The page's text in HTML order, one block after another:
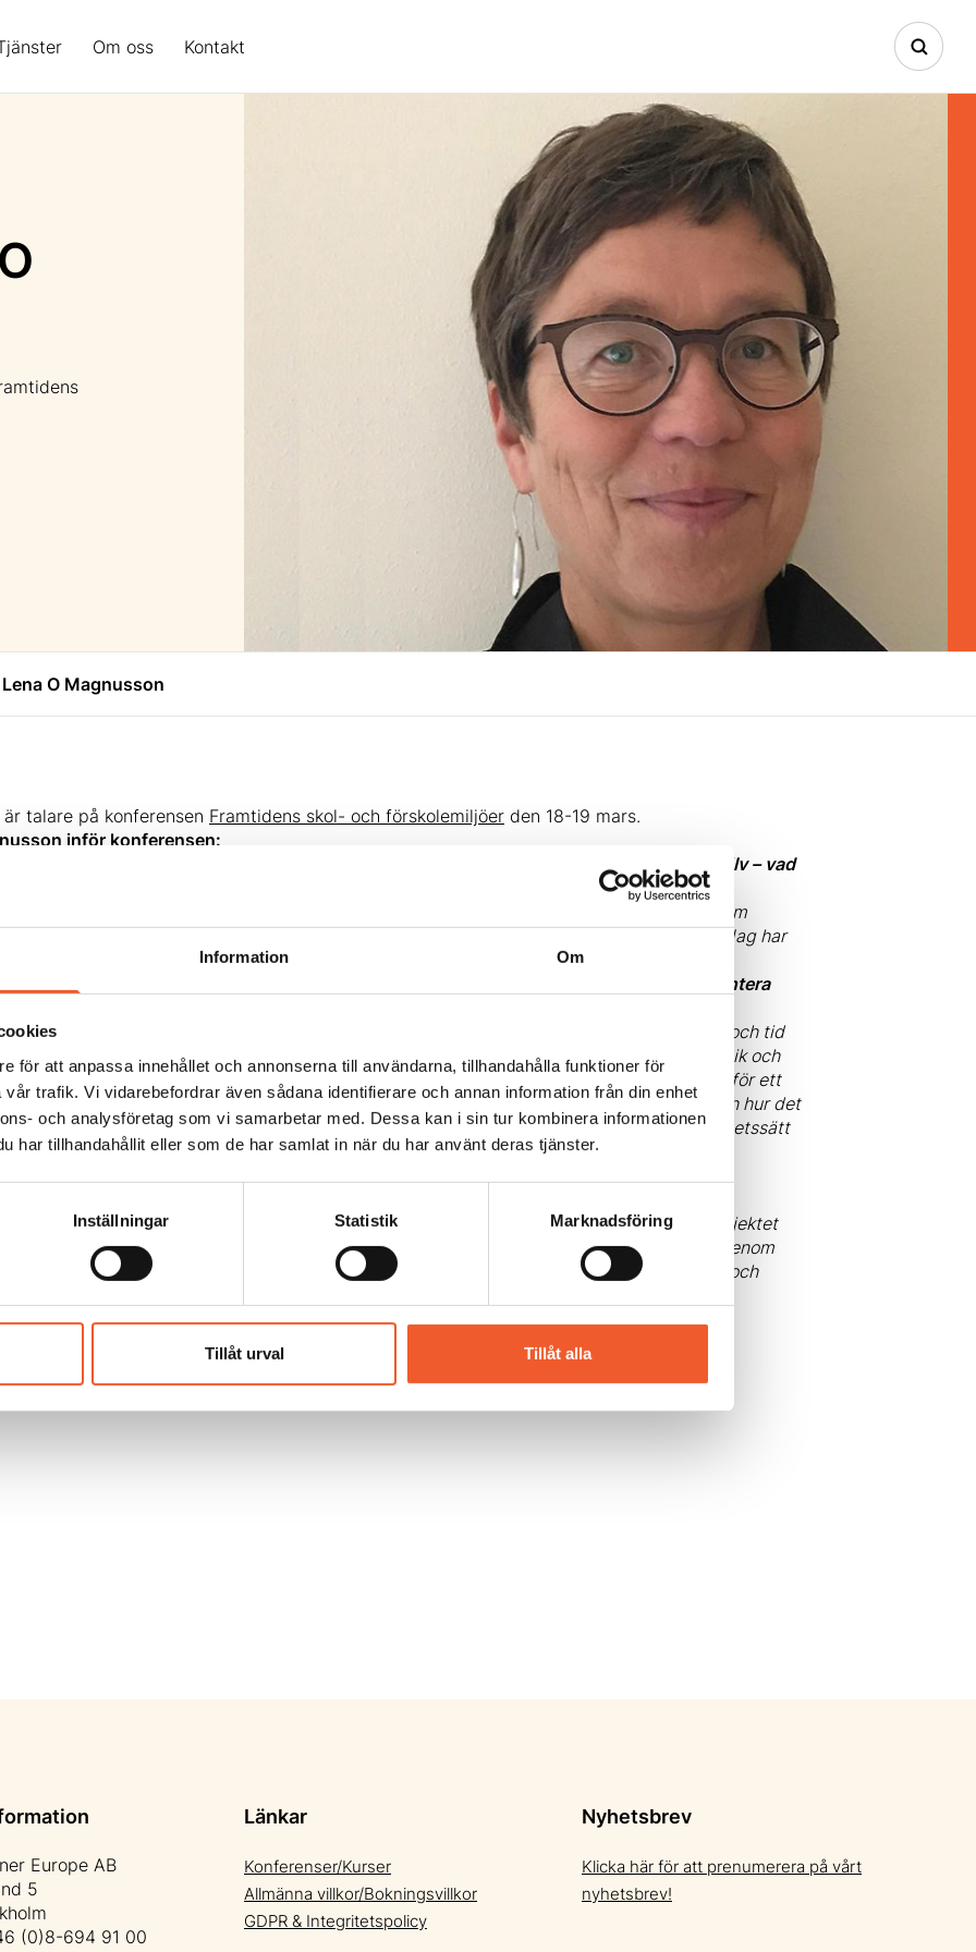
Information Om
för att anpassa innehållet och annonserna till användarna, tillhandahålla funktioner för
trafik. Vi vidarebefordrar även sådana identifierare och annan information från din enhet
och analysföretag som vi samarbetar med. Dessa kan i sin tur kombinera informationen
har tillhandahållit eller som de har samlat in när du har använt deras tjänster.
Inställningar Statistik Marknadsföring
Tillåt urval Tillåt alla
Om oss Kontakt
O Magnusson
talare på konferensen Framtidens skol- och förskolemiljöer den 18-19 mars.
inför konferensen:
konferens Framtidens skol- och förskolemiljöer. Kan du berätta lite mer om dig själv – vad
i Gävle, det betyder i mitt fall att jag undervisar i specifika ämneskurser men också inom
forskningsprojekt. Ett av dessa är FRAFFÖR som jag ska prata om på konferensen. Jag har
och pedagogisk ledare och nästan all min forskning har fokus på förskolan.
att tillskapa funktionella och kvalitativa förskolemiljöer? Hur kan man arbeta för att hantera
jag kommer att prata om särskilt två centrala utmaningar. Dessa har med förändring och tid
det Funktionsprogram som SKR tagit fram har tagit fasta på en förändrad pedagogik och
form och hållbarhetsperspektiv. Detta innebär att det finns mycket bra förutsättningar för ett
detta medför också en förändrad logik i hur arbetet läggs upp av ansvarig personal och hur det
att rektorer och personal behöver både tid och intresse för att utveckla ett förändrat arbetssätt
om “Framgångsfaktorer för funktionella förskolelokaler”. Kan du nämna något om
med projektet?
att det finns begränsat med forskning kring den här typen av nya förskolor, dels att projektet
med personal, barn, vårdnadshavare, rektorer och ledning på kommunal nivå. Vi får genom
olika erfarenheter och perspektiv på de nya förskolelokalerna och därmed möjliggörs och
Partner
Europe AB
5
(0)8-694 91 00
Länkar
Konferenser/Kurser
Allmänna villkor/Bokningsvillkor
GDPR & Integritetspolicy
Nyhetsbrev
Klicka här för att prenumerera på vårt
nyhetsbrev!